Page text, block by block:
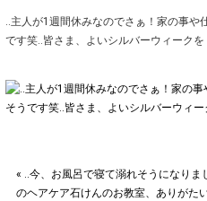
‥主人が1週間休みなのでさぁ！家の事や
です笑‥皆さま、よいシルバーウィーク
« ‥今、お風呂で寝て溺れそうになりま
のヘアケア石けんのお教室、ありがた